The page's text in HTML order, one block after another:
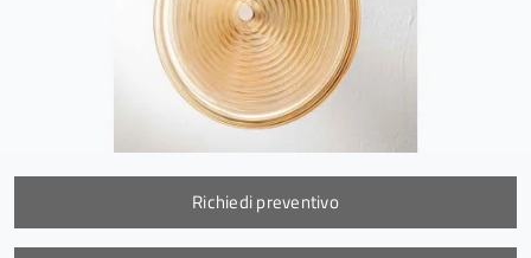
Richiedi preventivo